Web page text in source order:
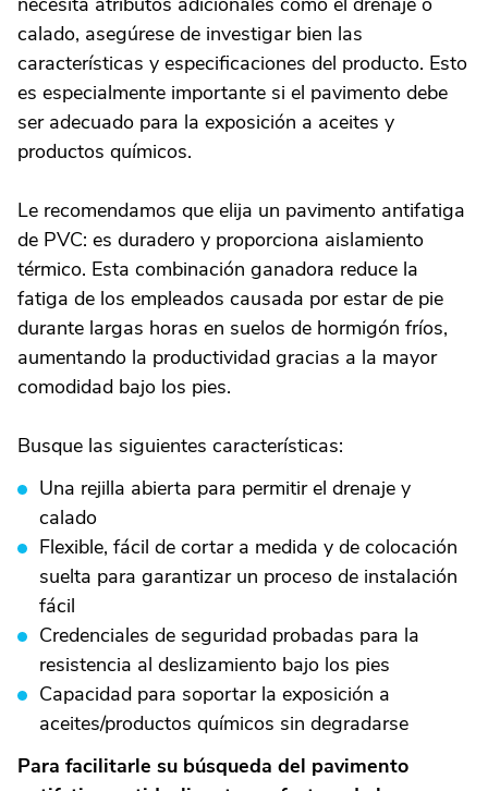
calado, asegúrese de investigar bien las
características y especificaciones del producto. Esto
es especialmente importante si el pavimento debe
ser adecuado para la exposición a aceites y
productos químicos.
Le recomendamos que elija un pavimento antifatiga
de PVC: es duradero y proporciona aislamiento
térmico. Esta combinación ganadora reduce la
fatiga de los empleados causada por estar de pie
durante largas horas en suelos de hormigón fríos,
aumentando la productividad gracias a la mayor
comodidad bajo los pies.
Busque las siguientes características:
Una rejilla abierta para permitir el drenaje y
calado
Flexible, fácil de cortar a medida y de colocación
suelta para garantizar un proceso de instalación
fácil
Credenciales de seguridad probadas para la
resistencia al deslizamiento bajo los pies
Capacidad para soportar la exposición a
aceites/productos químicos sin degradarse
Para facilitarle su búsqueda del pavimento